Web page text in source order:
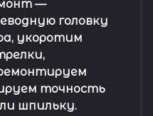
—
головку
укоротим
точность
шпильку.